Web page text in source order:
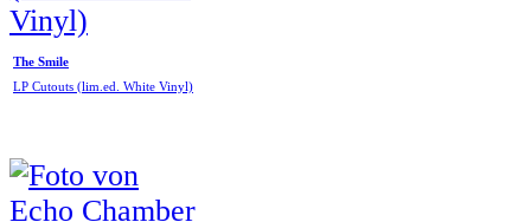
The Smile
LP Cutouts (lim.ed. White Vinyl)